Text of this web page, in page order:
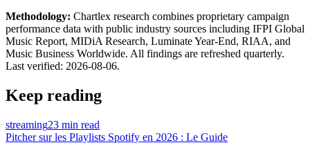
Methodology: Chartlex research combines proprietary campaign
performance data with public industry sources including IFPI Global
Music Report, MIDiA Research, Luminate Year-End, RIAA, and
Music Business Worldwide. All findings are refreshed quarterly.
Last verified: 2026-08-06.
Keep reading
streaming23 min read
Pitcher sur les Playlists Spotify en 2026 : Le Guide